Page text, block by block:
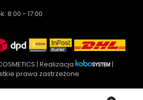
8:00 - 17:00
| Realizacja
|
prawa zastrzeżone